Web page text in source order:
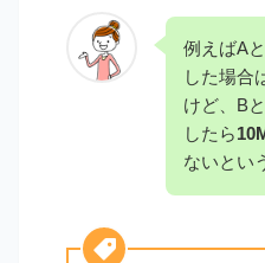
例えばA
した場合
けど、B
したら
ないとい